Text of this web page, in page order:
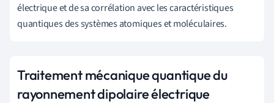
électrique et de sa corrélation avec les caractéristiques
quantiques des systèmes atomiques et moléculaires.
Traitement mécanique quantique du
rayonnement dipolaire électrique